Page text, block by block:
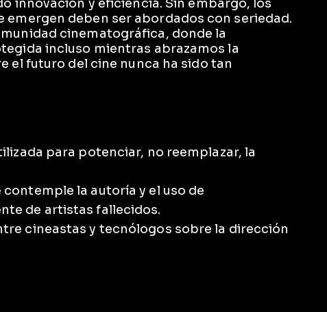
innovación y eficiencia. Sin embargo, los
emergen deben ser abordados con seriedad.
cinematográfica, donde la
incluso mientras abrazamos la
el futuro del cine nunca ha sido tan
para potenciar, no reemplazar, la
la autoría y el uso de
de artistas fallecidos.
cineastas y tecnólogos sobre la dirección